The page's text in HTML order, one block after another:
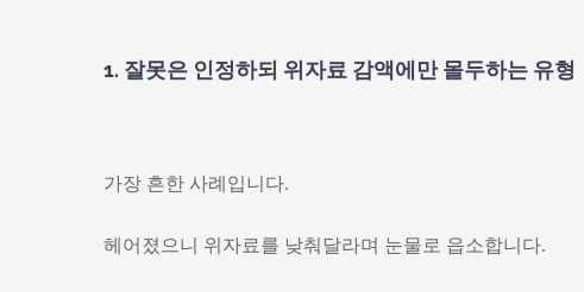
1. 잘못은 인정하되 위자료 감액에만 몰두하는 유형
가장 흔한 사례입니다.
헤어졌으니 위자료를 낮춰달라며 눈물로 읍소합니다.